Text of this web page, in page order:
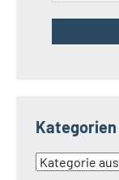
Kategorien
Kategorien